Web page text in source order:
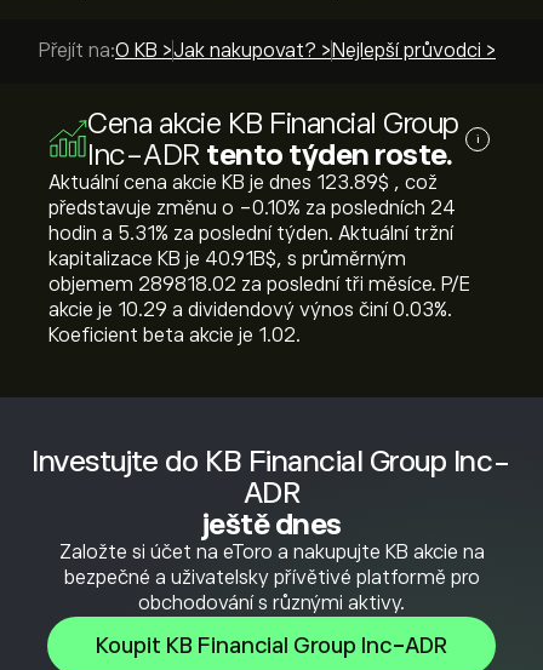
Investujte do KB Financial Group Inc-
ADR
ještě dnes
Založte si účet na eToro a nakupujte KB akcie na
bezpečné a uživatelsky přívětivé platformě pro
obchodování s různými aktivy.
Koupit KB Financial Group Inc-ADR
Přejít na:O KB >Jak nakupovat? > Nejlepší průvodci >
Cena akcie KB Financial Group
Inc-ADR tento týden roste. i
Aktuální cena akcie KB je dnes 123.89‎$‎ , což
představuje změnu o ‎-0.10‎% za posledních 24
hodin a ‎5.31‎% za poslední týden. Aktuální tržní
kapitalizace KB je 40.91B‎$‎, s průměrným
objemem 289818.02 za poslední tři měsíce. P/E
akcie je 10.29 a dividendový výnos činí 0.03%.
Koeficient beta akcie je 1.02.